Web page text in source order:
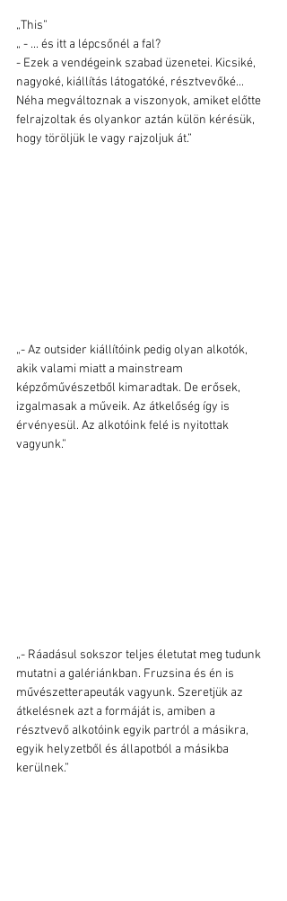
„This”
„ - ... és itt a lépcsőnél a fal?
- Ezek a vendégeink szabad üzenetei. Kicsiké,
nagyoké, kiállítás látogatóké, résztvevőké...
Néha megváltoznak a viszonyok, amiket előtte
felrajzoltak és olyankor aztán külön kérésük,
hogy töröljük le vagy rajzoljuk át.”
„- Az outsider kiállítóink pedig olyan alkotók,
akik valami miatt a mainstream
képzőművészetből kimaradtak. De erősek,
izgalmasak a műveik. Az átkelőség így is
érvényesül. Az alkotóink felé is nyitottak
vagyunk.”
„- Ráadásul sokszor teljes életutat meg tudunk
mutatni a galériánkban. Fruzsina és én is
művészetterapeuták vagyunk. Szeretjük az
átkelésnek azt a formáját is, amiben a
résztvevő alkotóink egyik partról a másikra,
egyik helyzetből és állapotból a másikba
kerülnek.”